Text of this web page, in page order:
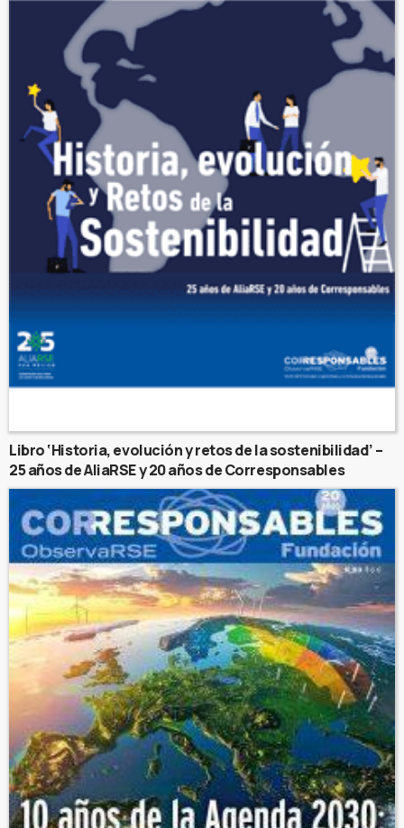
Libro ‘Historia, evolución y retos de la sostenibilidad’ –
25 años de AliaRSE y 20 años de Corresponsables